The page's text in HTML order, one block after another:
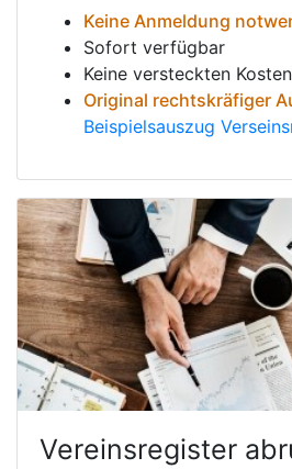
Keine Anmeldung
Sofort verfügbar
Keine versteckten
Original rechtskräfiger
Beispielsauszug
Vereinsregister